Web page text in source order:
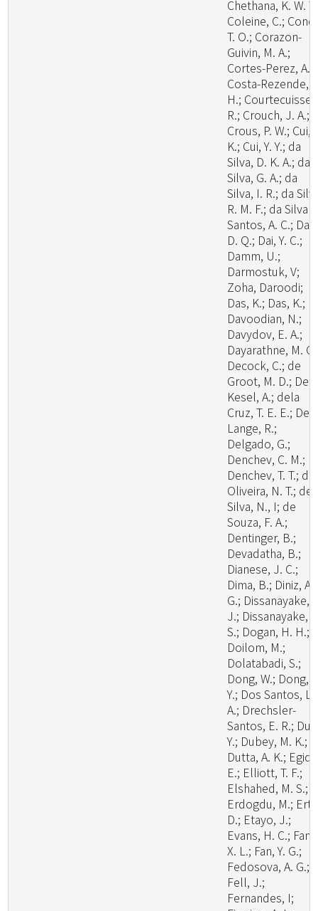
Chethana, K. W.
Coleine, C.;
T. O.; Corazon-
Guivin, M. A.;
Cortes-Perez, A.;
Costa-Rezende,
H.; Courtecuisse,
R.; Crouch, J. A.;
Crous, P. W.; Cui,
K.; Cui, Y. Y.; da
Silva, D. K. A.; da
Silva, G. A.; da
Silva, I. R.; da
R. M. F.; da Silva
Santos, A. C.; Dai,
D. Q.; Dai, Y. C.;
Damm, U.;
Darmostuk, V;
Zoha, Daroodi;
Das, K.; Das, K.;
Davoodian, N.;
Davydov, E. A.;
Dayarathne, M.
Decock, C.; de
Groot, M. D.; De
Kesel, A.; dela
Cruz, T. E. E.; De
Lange, R.;
Delgado, G.;
Denchev, C. M.;
Denchev, T. T.; de
Oliveira, N. T.; de
Silva, N., I; de
Souza, F. A.;
Dentinger, B.;
Devadatha, B.;
Dianese, J. C.;
Dima, B.; Diniz, A.
G.; Dissanayake,
J.; Dissanayake,
S.; Dogan, H. H.;
Doilom, M.;
Dolatabadi, S.;
Dong, W.; Dong,
Y.; Dos Santos, L.
A.; Drechsler-
Santos, E. R.; Du,
Y.; Dubey, M. K.;
Dutta, A. K.; Egidi,
E.; Elliott, T. F.;
Elshahed, M. S.;
Erdogdu, M.;
D.; Etayo, J.;
Evans, H. C.; Fan,
X. L.; Fan, Y. G.;
Fedosova, A. G.;
Fell, J.;
Fernandes, I;